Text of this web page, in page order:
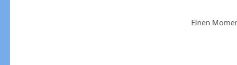
Einen